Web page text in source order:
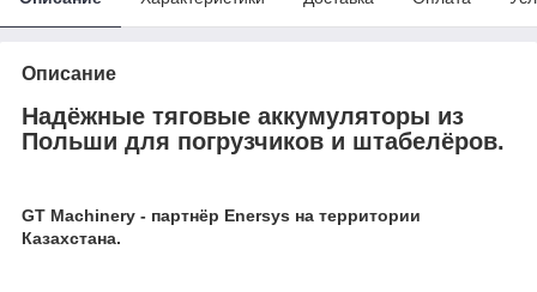
Описание
Надёжные тяговые аккумуляторы из
Польши для погрузчиков и штабелёров.
GT Machinery - партнёр Enersys на территории
Казахстана.